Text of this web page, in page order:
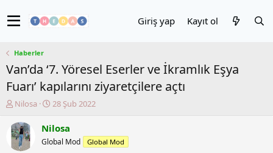
Giriş yap Kayıt ol
Haberler
Van’da ‘7. Yöresel Eserler ve İkramlık Eşya
Fuarı’ kapılarını ziyaretçilere açtı
K
n
u
y
Nilosa
B
ş
a
28 Şub 2022
Nilosa
Global Mod Global Mod